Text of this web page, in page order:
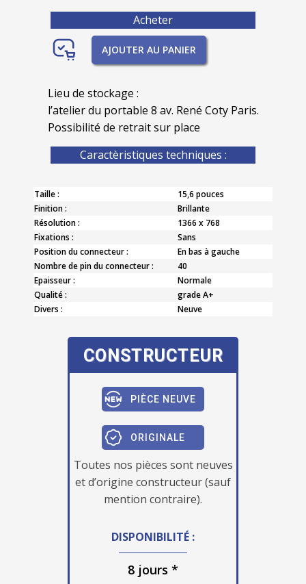
Acheter
AJOUTER AU PANIER
Lieu de stockage :
l’atelier du portable 8 av. René Coty Paris.
Possibilité de retrait sur place
Caractèristiques techniques :
Taille :
15,6 pouces
Finition :
Brillante
Résolution :
1366 x 768
Fixations :
Sans
Position du connecteur :
En bas à gauche
Nombre de pin du connecteur :
40
Epaisseur :
Normale
Qualité :
grade A+
Divers :
Neuve
CONSTRUCTEUR
PIÈCE NEUVE
ORIGINALE
Toutes nos pièces sont neuves
et d’origine constructeur (sauf
mention contraire).
DISPONIBILITÉ :
8 jours *